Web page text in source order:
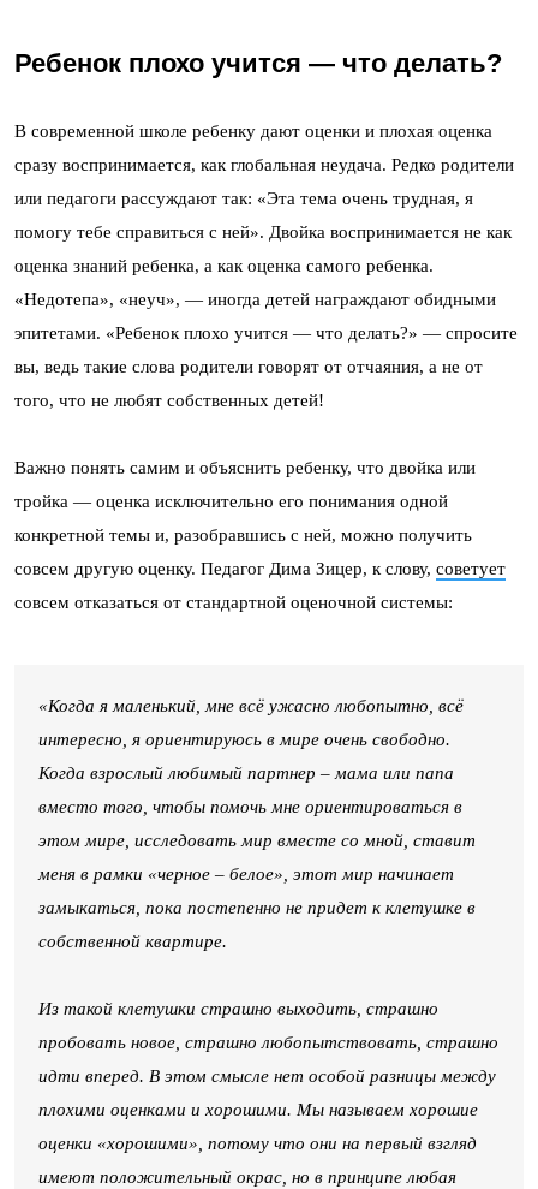
Ребенок плохо учится — что делать?
В современной школе ребенку дают оценки и плохая оценка
сразу воспринимается, как глобальная неудача. Редко родители
или педагоги рассуждают так: «Эта тема очень трудная, я
помогу тебе справиться с ней». Двойка воспринимается не как
оценка знаний ребенка, а как оценка самого ребенка.
«Недотепа», «неуч», — иногда детей награждают обидными
эпитетами. «Ребенок плохо учится — что делать?» — спросите
вы, ведь такие слова родители говорят от отчаяния, а не от
того, что не любят собственных детей!
Важно понять самим и объяснить ребенку, что двойка или
тройка — оценка исключительно его понимания одной
конкретной темы и, разобравшись с ней, можно получить
совсем другую оценку. Педагог Дима Зицер, к слову, советует
совсем отказаться от стандартной оценочной системы:
«Когда я маленький, мне всё ужасно любопытно, всё
интересно, я ориентируюсь в мире очень свободно.
Когда взрослый любимый партнер – мама или папа
вместо того, чтобы помочь мне ориентироваться в
этом мире, исследовать мир вместе со мной, ставит
меня в рамки «черное – белое», этот мир начинает
замыкаться, пока постепенно не придет к клетушке в
собственной квартире.
Из такой клетушки страшно выходить, страшно
пробовать новое, страшно любопытствовать, страшно
идти вперед. В этом смысле нет особой разницы между
плохими оценками и хорошими. Мы называем хорошие
оценки «хорошими», потому что они на первый взгляд
имеют положительный окрас, но в принципе любая